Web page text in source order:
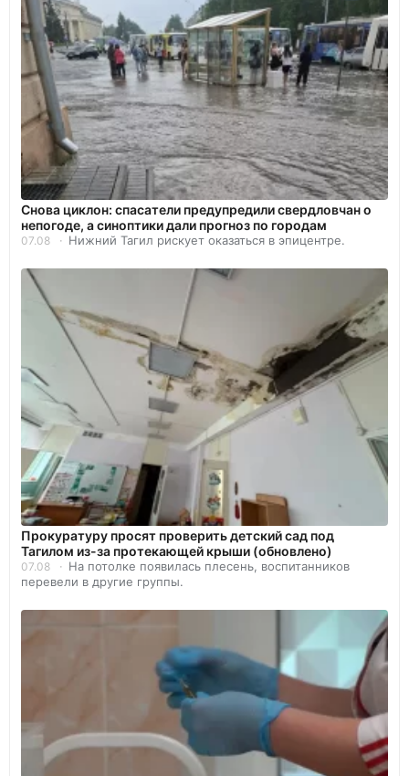
Снова циклон: спасатели предупредили свердловчан о
непогоде, а синоптики дали прогноз по городам
07.08 Нижний Тагил рискует оказаться в эпицентре.
Прокуратуру просят проверить детский сад под
Тагилом из-за протекающей крыши (обновлено)
07.08
На потолке появилась плесень, воспитанников
перевели в другие группы.